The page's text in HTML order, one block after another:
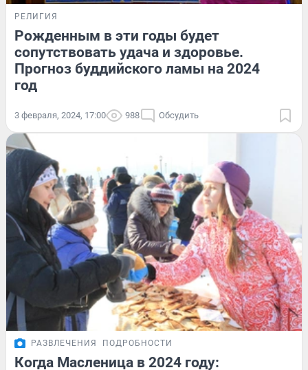
РЕЛИГИЯ
Рожденным в эти годы будет
сопутствовать удача и здоровье.
Прогноз буддийского ламы на 2024
год
3 февраля, 2024, 17:00 988 Обсудить
РАЗВЛЕЧЕНИЯ ПОДРОБНОСТИ
Когда Масленица в 2024 году: